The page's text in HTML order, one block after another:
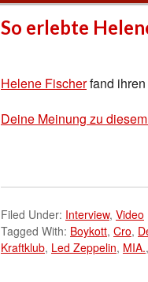
So erlebte
Helene Fischerfand ihren
Deine Meinung zu
Filed Under: Interview, Video
Tagged With: Boykott, Cro,
Kraftklub, Led Zeppelin, MIA.,